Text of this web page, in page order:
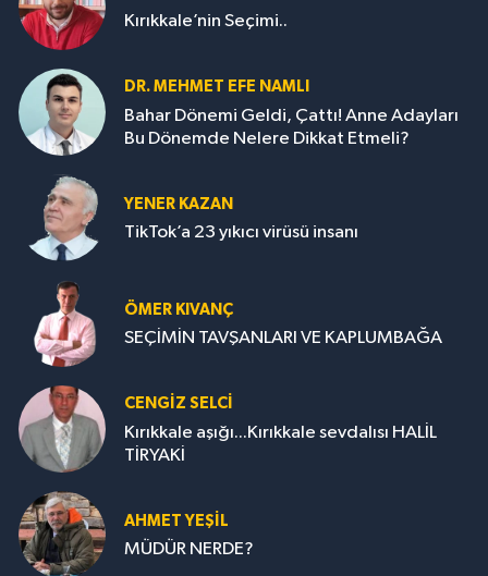
Kırıkkale’nin Seçimi..
DR. MEHMET EFE NAMLI
Bahar Dönemi Geldi, Çattı! Anne Adayları
Bu Dönemde Nelere Dikkat Etmeli?
YENER KAZAN
TikTok’a 23 yıkıcı virüsü insanı
ÖMER KIVANÇ
SEÇİMİN TAVŞANLARI VE KAPLUMBAĞA
CENGİZ SELCİ
Kırıkkale aşığı...Kırıkkale sevdalısı HALİL
TİRYAKİ
AHMET YEŞİL
MÜDÜR NERDE?